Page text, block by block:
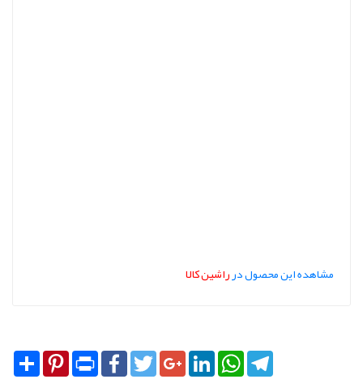
مشاهده این محصول درراشین کالا
Share PinterestPrint FacebookTwitterGoogle+LinkedInWhatsApp